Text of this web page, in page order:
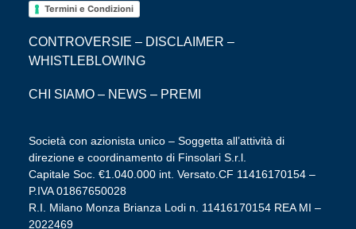
Termini e Condizioni
CONTROVERSIE – DISCLAIMER –
WHISTLEBLOWING
CHI SIAMO – NEWS – PREMI
Società con azionista unico – Soggetta all’attività di
direzione e coordinamento di Finsolari S.r.l.
Capitale Soc. €1.040.000 int. Versato.CF 11416170154 –
P.IVA 01867650028
R.I. Milano Monza Brianza Lodi n. 11416170154 REA MI –
2022469